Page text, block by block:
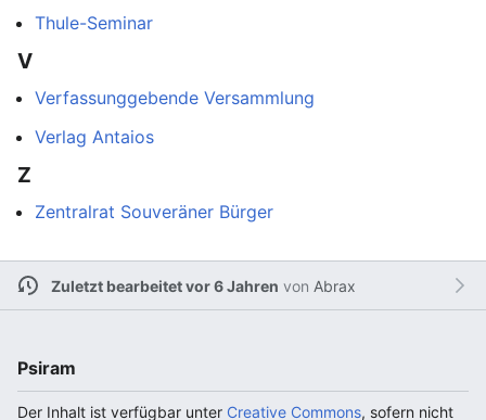
Thule-Seminar
V
Verfassunggebende Versammlung
Verlag Antaios
Z
Zentralrat Souveräner Bürger
Zuletzt bearbeitet vor 6 Jahren von Abrax
Psiram
Der Inhalt ist verfügbar unter Creative Commons, sofern nicht